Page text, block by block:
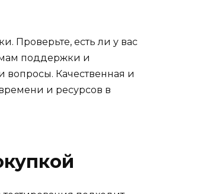
Проверьте, есть ли у вас
поддержки и
Качественная и
и ресурсов в